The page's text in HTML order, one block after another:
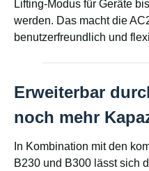
Lifting-Modus für Geräte
werden. Das macht die
benutzerfreundlich und
Erweiterbar
noch mehr
In Kombination mit den
B230 und B300 lässt sich